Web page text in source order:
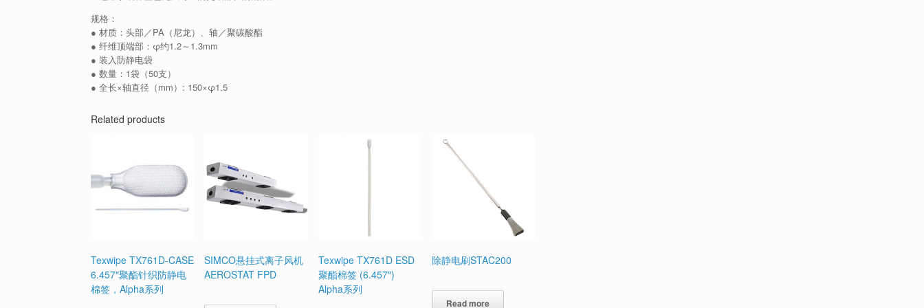
规格：
● 材质：头部／PA（尼龙）、轴／聚碳酸酯
● 纤维顶端部：φ约1.2～1.3mm
● 装入防静电袋
● 数量：1袋（50支）
● 全长×轴直径（mm）: 150×φ1.5
Related products
Texwipe TX761D-CASE
6.457″聚酯针织防静电
棉签，Alpha系列
SIMCO悬挂式离子风机
AEROSTAT FPD
Texwipe TX761D ESD
聚酯棉签 (6.457″)
Alpha系列
除静电刷STAC200
Read more